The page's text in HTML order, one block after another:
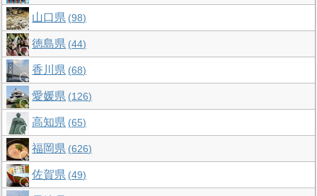
山口県 98
徳島県 44
香川県 68
愛媛県 126
高知県 65
福岡県 626
佐賀県 49